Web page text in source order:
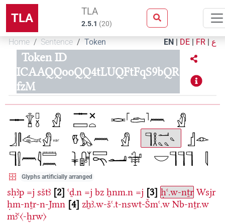
TLA TLA
2.5.1 (20)
Home Sentence Token EN | DE | FR | ع
Token ID
ICAAQQooQQ4tLUQFtFqS9bQR
fzM
Glyphs artificially arranged
sḥꜣp =j sštꜣ 2 ꜥḏ.n =j bz ẖnm.n =j 3 ḥꜥ.w-nṯr Wsjr
ḥm-nṯr-n-Jmn 4 zẖꜣ.w-šꜥ.t-nswt-Šmꜥ.w Nb-nṯr.w
mꜣꜥ〈-ḫrw〉